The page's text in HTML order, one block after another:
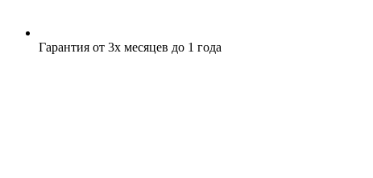
Гарантия от 3х месяцев до 1 года